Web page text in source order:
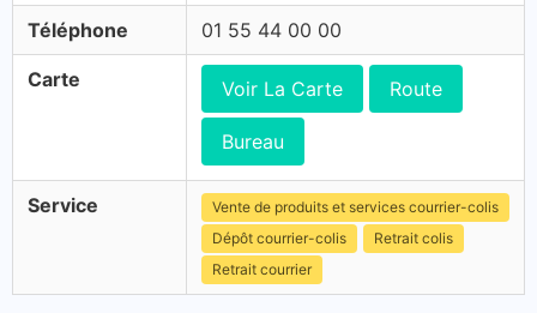
Téléphone 01 55 44 00 00
Carte Voir La Carte Route
Bureau
Service
Vente de produits et services courrier-colis
Dépôt courrier-colis
Retrait colis
Retrait courrier